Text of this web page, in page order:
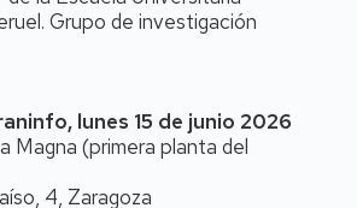
Grupo de investigación
lunes 15 de junio 2026
Magna (primera planta del
4, Zaragoza